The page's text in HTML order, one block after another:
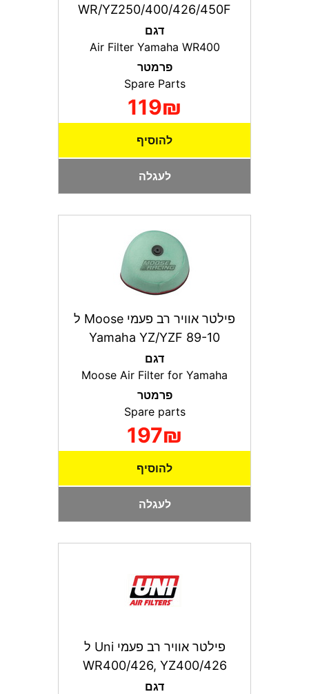
WR/YZ250/400/426/450F
דגם
Air Filter Yamaha WR400
פרמטר
Spare Parts
119₪
להוסיף
לעגלה
פילטר אוויר רב פעמי Moose ל
Yamaha YZ/YZF 89-10
דגם
פרמטר
Spare parts
197₪
להוסיף
לעגלה
פילטר אוויר רב פעמי Uni ל
WR400/426, YZ400/426
דגם